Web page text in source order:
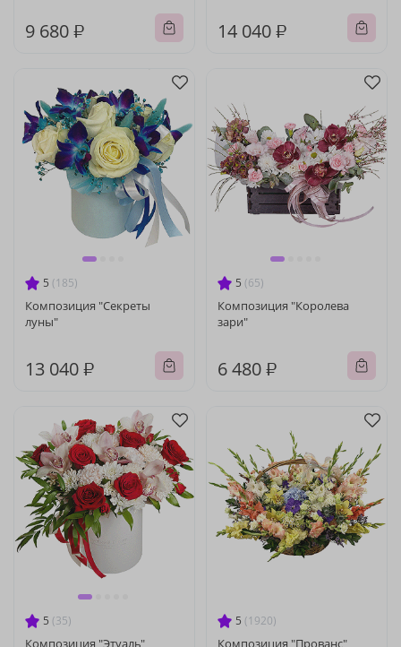
9 680 ₽ 14 040 ₽
5 (185)
Композиция "Секреты
луны"
13 040 ₽
5 (65)
Композиция "Королева
зари"
6 480 ₽
5 (35)
Композиция "Этуаль"
5 (1920)
Композиция "Прованс"